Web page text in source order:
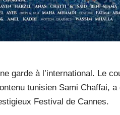
garde à l’international. Le
tunisien Sami Chaffai,
Festival de Cannes.